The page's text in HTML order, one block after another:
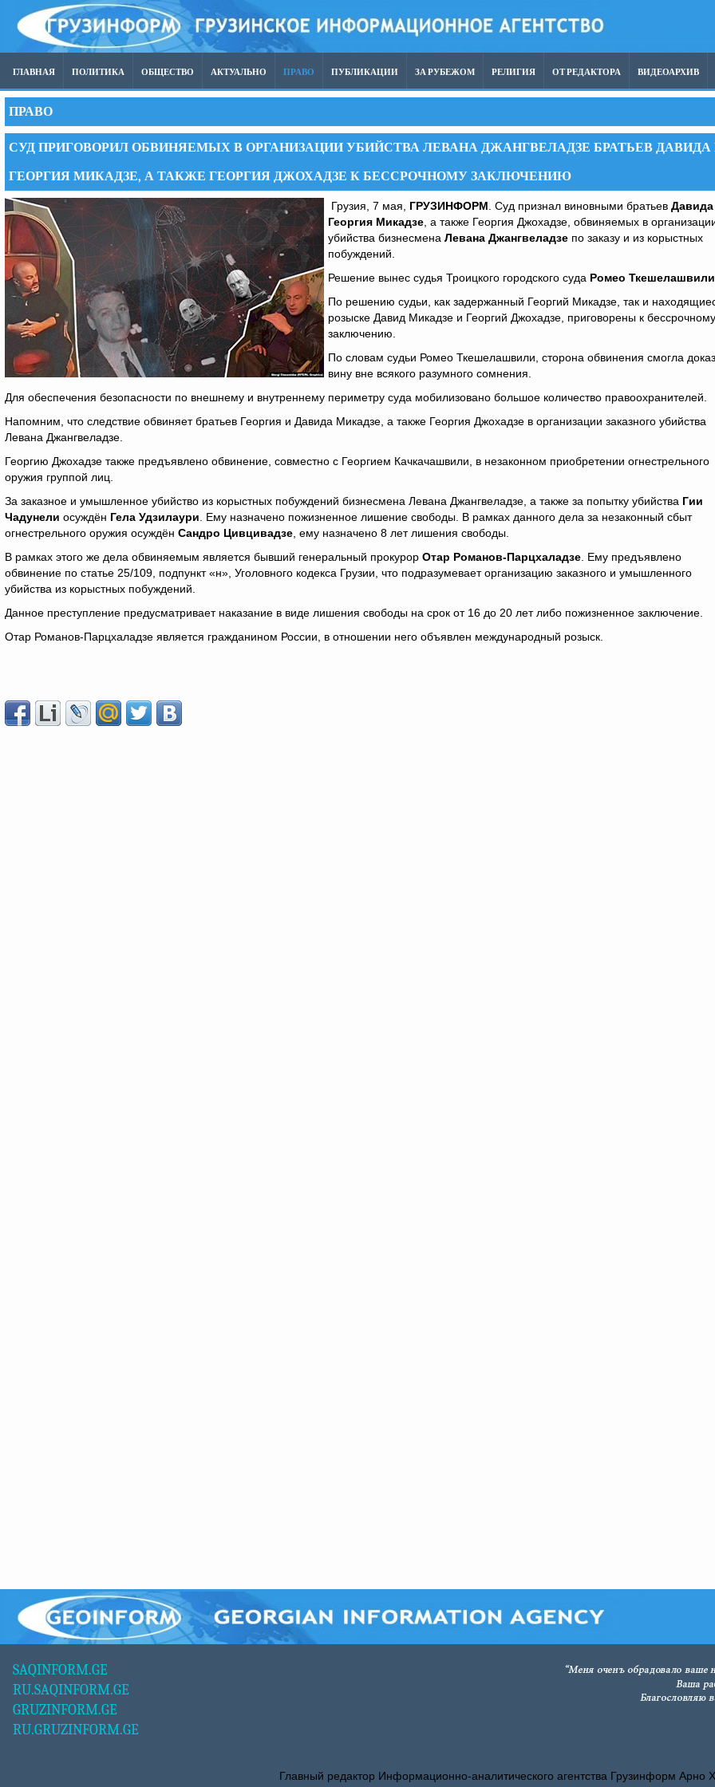
ГЛАВНАЯ ПОЛИТИКА ОБЩЕСТВО АКТУАЛЬНО ПРАВО ПУБЛИКАЦИИ ЗА РУБЕЖОМ РЕЛИГИЯ ОТ РЕДАКТОРА ВИДЕОАРХИВ
ПРАВО
СУД ПРИГОВОРИЛ ОБВИНЯЕМЫХ В ОРГАНИЗАЦИИ УБИЙСТВА ЛЕВАНА ДЖАНГВЕЛАДЗЕ БРАТЬЕВ ДАВИДА
ГЕОРГИЯ МИКАДЗЕ, А ТАКЖЕ ГЕОРГИЯ ДЖОХАДЗЕ К БЕССРОЧНОМУ ЗАКЛЮЧЕНИЮ
Грузия, 7 мая, ГРУЗИНФОРМ . Суд признал виновными братьев Давида
Георгия Микадзе , а также Георгия Джохадзе, обвиняемых в
убийства бизнесмена Левана Джангвеладзе по заказу и из корыстных
побуждений.
Решение вынес судья Троицкого городского суда Ромео Ткешелашвили
По решению судьи, как задержанный Георгий Микадзе, так и
розыске Давид Микадзе и Георгий Джохадзе, приговорены к бессрочному
заключению.
По словам судьи Ромео Ткешелашвили, сторона обвинения смогла
вину вне всякого разумного сомнения.
Для обеспечения безопасности по внешнему и внутреннему периметру суда мобилизовано большое количество правоохранителей.
Напомним, что следствие обвиняет братьев Георгия и Давида Микадзе, а также Георгия Джохадзе в организации заказного убийства
Левана Джангвеладзе.
Георгию Джохадзе также предъявлено обвинение, совместно с Георгием Качкачашвили, в незаконном приобретении огнестрельного
оружия группой лиц.
За заказное и умышленное убийство из корыстных побуждений бизнесмена Левана Джангвеладзе, а также за попытку убийства Гии
Чадунели осуждён Гела Удзилаури . Ему назначено пожизненное лишение свободы. В рамках данного дела за незаконный сбыт
огнестрельного оружия осуждён Сандро Цивцивадзе , ему назначено 8 лет лишения свободы.
В рамках этого же дела обвиняемым является бывший генеральный прокурор Отар Романов-Парцхаладзе . Ему предъявлено
обвинение по статье 25/109, подпункт «н», Уголовного кодекса Грузии, что подразумевает организацию заказного и умышленного
убийства из корыстных побуждений.
Данное преступление предусматривает наказание в виде лишения свободы на срок от 16 до 20 лет либо пожизненное заключение.
Отар Романов-Парцхаладзе является гражданином России, в отношении него объявлен международный розыск.
SAQINFORM.GE
RU.SAQINFORM.GE
GRUZINFORM.GE
RU.GRUZINFORM.GE
Главный редактор Информационно-аналитического агентства Грузинформ Арно